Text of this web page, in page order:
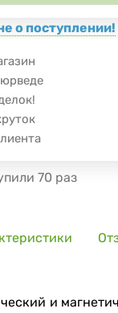
о поступлении!
70 раз
и